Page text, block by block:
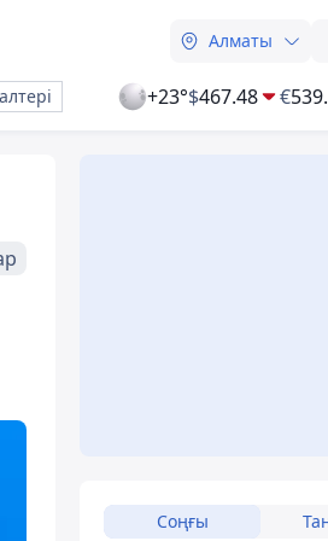
Алматы
+23°$467.48 €
Соңғы